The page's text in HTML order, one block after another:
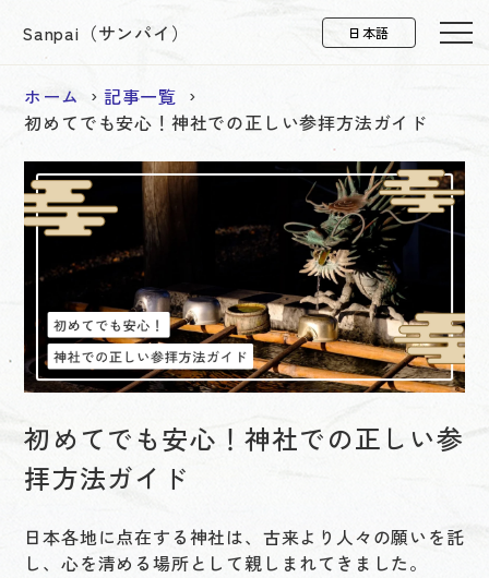
Sanpai（サンパイ）
ホーム
記事一覧
初めてでも安心！神社での正しい参拝方法ガイド
初めてでも安心！神社での正しい参
拝方法ガイド
日本各地に点在する神社は、古来より人々の願いを託
し、心を清める場所として親しまれてきました。